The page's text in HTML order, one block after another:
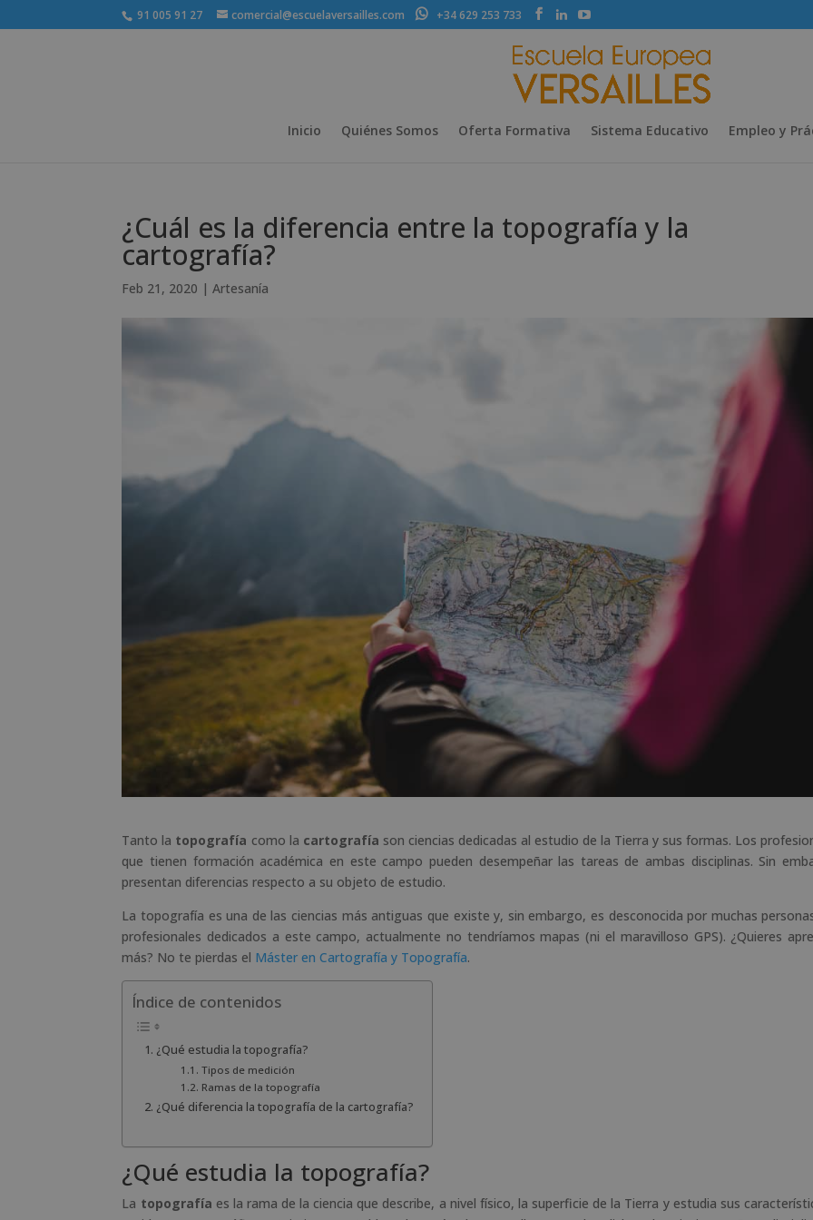
91 005 91 27 comercial@escuelaversailles.com +34 629 253 733
Inicio Quiénes Somos Oferta Formativa Sistema Educativo Empleo y
¿Cuál es la diferencia entre la topografía y la
cartografía?
Feb 21, 2020 |Artesanía
Tanto la topografía como la cartografía son ciencias dedicadas al estudio de la Tierra y sus formas. Los
que tienen formación académica en este campo pueden desempeñar las tareas de ambas disciplinas. Sin
presentan diferencias respecto a su objeto de estudio.
La topografía es una de las ciencias más antiguas que existe y, sin embargo, es desconocida por muchas
profesionales dedicados a este campo, actualmente no tendríamos mapas (ni el maravilloso GPS). ¿Quieres
más? No te pierdas el Máster en Cartografía y Topografía.
Índice de contenidos
¿Qué estudia la topografía?
Tipos de medición
Ramas de la topografía
¿Qué diferencia la topografía de la cartografía?
¿Qué estudia la topografía?
La topografía es la rama de la ciencia que describe, a nivel físico, la superficie de la Tierra y estudia sus